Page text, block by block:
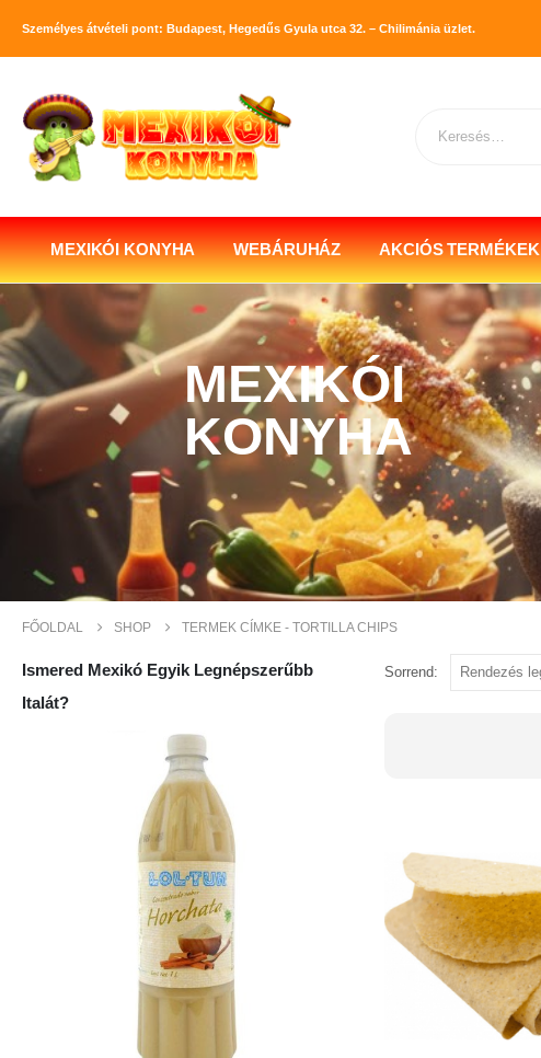
Személyes átvételi pont: Budapest, Hegedűs Gyula utca 32. – Chilimánia üzlet.
MEXIKÓI KONYHA WEBÁRUHÁZ AKCIÓS TERMÉKEK
MEXIKÓI
KONYHA
FŐOLDAL SHOP TERMEK CÍMKE - TORTILLA CHIPS
Sorrend:
Ismered Mexikó Egyik Legnépszerűbb
Italát?